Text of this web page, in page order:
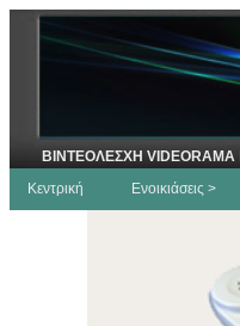
ΒΙΝΤΕΟΛΕΣΧΗ VIDEORAMA
Κεντρική
Ενοικιάσεις >